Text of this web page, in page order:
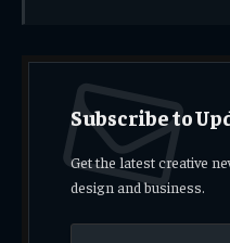
Subscribe to
Get the latest creative
design and business.